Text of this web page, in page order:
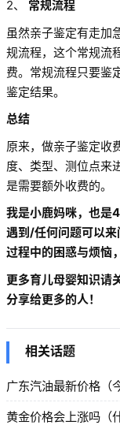
2、 常规流程
虽然亲子鉴定有走加
规流程，这个常规流
费。常规流程只要鉴
鉴定结果。
总结
原来，做亲子鉴定收
度、类型、测位点来
是需要额外收费的。
我是小鹿妈咪，也是
遇到/任何问题可以
过程中的困惑与烦恼
更多育儿母婴知识请
分享给更多的人！
相关话题
广东汽油最新价格（
黄金价格会上涨吗（